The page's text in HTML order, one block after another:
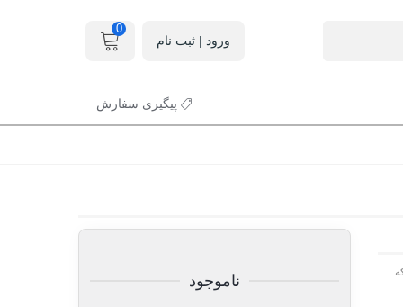
ورود | ثبت نام
0
پیگیری سفارش
ناموجود